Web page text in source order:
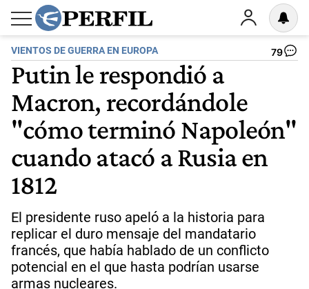
VIENTOS DE GUERRA EN EUROPA 79
Putin le respondió a
Macron, recordándole
"cómo terminó Napoleón"
cuando atacó a Rusia en
1812
El presidente ruso apeló a la historia para
replicar el duro mensaje del mandatario
francés, que había hablado de un conflicto
potencial en el que hasta podrían usarse
armas nucleares.